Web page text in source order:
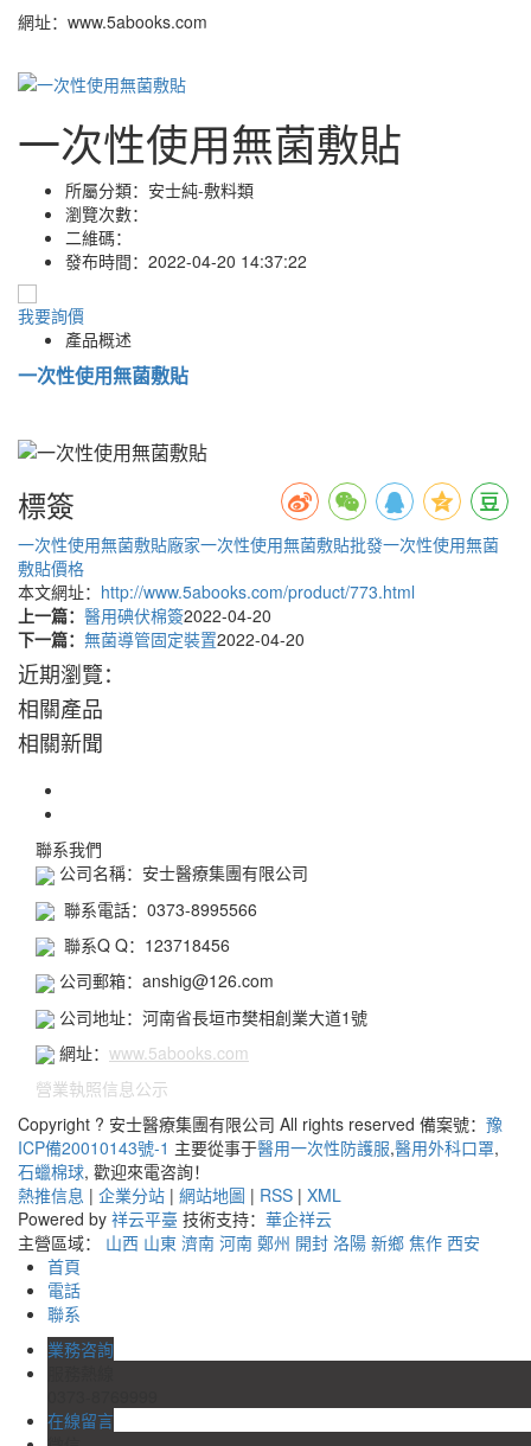
網址：www.5abooks.com
一次性使用無菌敷貼
所屬分類： 安士純-敷料類
瀏覽次數：
二維碼：
發布時間： 2022-04-20 14:37:22
我要詢價
產品概述
一次性使用無菌敷貼
標簽
一次性使用無菌敷貼廠家一次性使用無菌敷貼批發一次性使用無菌
敷貼價格
本文網址： http://www.5abooks.com/product/773.html
上一篇： 醫用碘伏棉簽2022-04-20
下一篇： 無菌導管固定裝置2022-04-20
近期瀏覽：
相關產品
相關新聞
聯系我們
公司名稱：安士醫療集團有限公司
聯系電話：0373-8995566
聯系Q Q：123718456
公司郵箱：anshig@126.com
公司地址：河南省長垣市樊相創業大道1號
網址： www.5abooks.com
營業執照信息公示
Copyright ? 安士醫療集團有限公司 All rights reserved 備案號： 豫
ICP備20010143號-1 主要從事于醫用一次性防護服,醫用外科口罩,
石蠟棉球, 歡迎來電咨詢！
熱推信息 | 企業分站 | 網站地圖 | RSS | XML
Powered by 祥云平臺 技術支持： 華企祥云
主營區域： 山西 山東 濟南 河南 鄭州 開封 洛陽 新鄉 焦作 西安
首頁
電話
聯系
業務咨詢
在線留言